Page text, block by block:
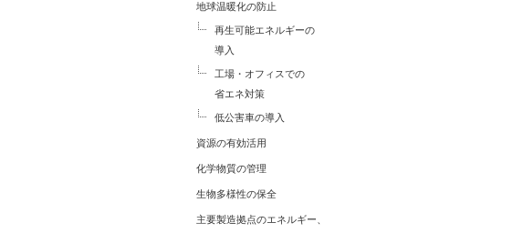
地球温暖化の防止
再生可能エネルギーの
導入
工場・オフィスでの
省エネ対策
低公害車の導入
資源の有効活用
化学物質の管理
生物多様性の保全
主要製造拠点のエネルギー、